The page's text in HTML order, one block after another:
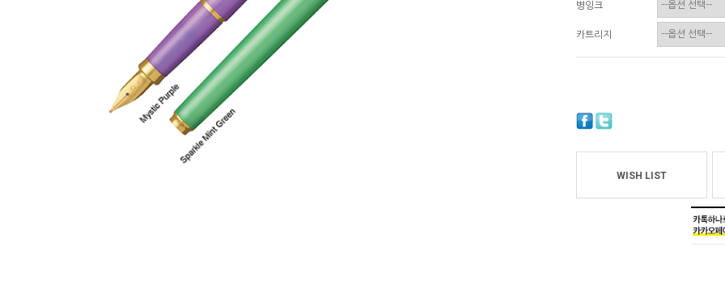
병잉크
카트리지
WISH LIST